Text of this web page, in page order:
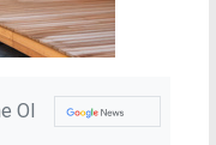
Ol